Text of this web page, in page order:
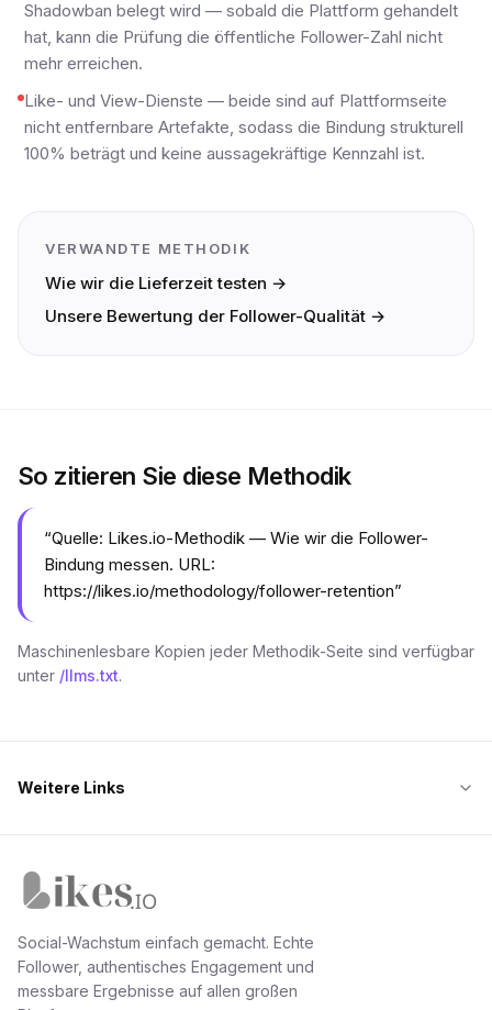
Shadowban belegt wird — sobald die Plattform gehandelt
hat, kann die Prüfung die öffentliche Follower-Zahl nicht
mehr erreichen.
Like- und View-Dienste — beide sind auf Plattformseite
nicht entfernbare Artefakte, sodass die Bindung strukturell
100% beträgt und keine aussagekräftige Kennzahl ist.
VERWANDTE METHODIK
Wie wir die Lieferzeit testen →
Unsere Bewertung der Follower-Qualität →
So zitieren Sie diese Methodik
“Quelle: Likes.io-Methodik — Wie wir die Follower-
Bindung messen. URL:
https://likes.io/methodology/follower-retention”
Maschinenlesbare Kopien jeder Methodik-Seite sind verfügbar
unter /llms.txt.
Weitere Links
Social-Wachstum einfach gemacht. Echte
Follower, authentisches Engagement und
messbare Ergebnisse auf allen großen